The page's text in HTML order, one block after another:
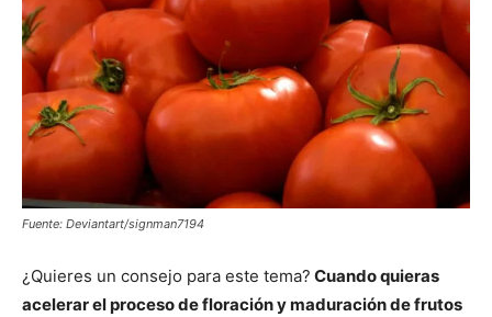
Fuente: Deviantart/signman7194
¿Quieres un consejo para este tema? Cuando quieras
acelerar el proceso de floración y maduración de frutos